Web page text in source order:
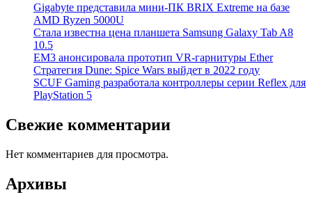
Gigabyte представила мини-ПК BRIX Extreme на базе
AMD Ryzen 5000U
Стала известна цена планшета Samsung Galaxy Tab A8
10.5
EM3 анонсировала прототип VR-гарнитуры Ether
Стратегия Dune: Spice Wars выйдет в 2022 году
SCUF Gaming разработала контроллеры серии Reflex для
PlayStation 5
Свежие комментарии
Нет комментариев для просмотра.
Архивы